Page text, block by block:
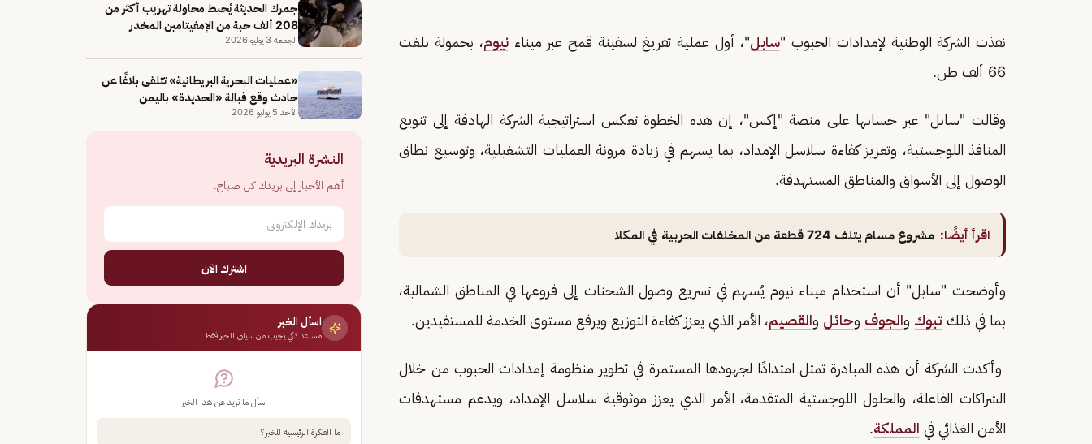
نفذت الشركة الوطنية لإمدادات الحبوب "سابل"، أول عملية تفريغ لسفينة قمح عبر ميناءنيوم، بحمولة بلغت
66 ألف طن.
وقالت "سابل" عبر حسابها على منصة "إكس"، إن هذه الخطوة تعكس استراتيجية الشركة الهادفة إلى تنويع
المنافذ اللوجستية، وتعزيز كفاءة سلاسل الإمداد، بما يسهم في زيادة مرونة العمليات التشغيلية، وتوسيع نطاق
الوصول إلى الأسواق والمناطق المستهدفة.
اقرأ أيضًا: مشروع مسام يتلف 724 قطعة من المخلفات الحربية في المكلا
وأوضحت "سابل" أن استخدام ميناء نيوم يُسهم في تسريع وصول الشحنات إلى فروعها في المناطق الشمالية،
بما في ذلك تبوك والجوف وحائل والقصيم، الأمر الذي يعزز كفاءة التوزيع ويرفع مستوى الخدمة للمستفيدين.
وأكدت الشركة أن هذه المبادرة تمثل امتدادًا لجهودها المستمرة في تطوير منظومة إمدادات الحبوب من خلال
الشراكات الفاعلة، والحلول اللوجستية المتقدمة، الأمر الذي يعزز موثوقية سلاسل الإمداد، ويدعم مستهدفات
الأمن الغذائي في المملكة.
جمرك الحديثة يُحبط محاولة تهريب أكثر من
208 ألف حبة من الإمفيتامين المخدر
الجمعة 3 يوليو 2026
«عمليات ​البحرية البريطانية» تتلقى بلاغًا عن
حادث وقع قبالة «الحديدة» باليمن
الأحد 5 يوليو 2026
النشرة البريدية
أهم الأخبار إلى بريدك كل صباح.
اشترك الآن
اسأل الخبر
مساعد ذكي يجيب من سياق الخبر فقط
اسأل ما تريد عن هذا الخبر
ما الفكرة الرئيسية للخبر؟